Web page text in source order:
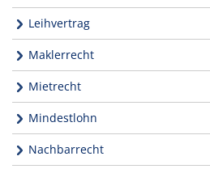
Leihvertrag
Maklerrecht
Mietrecht
Mindestlohn
Nachbarrecht